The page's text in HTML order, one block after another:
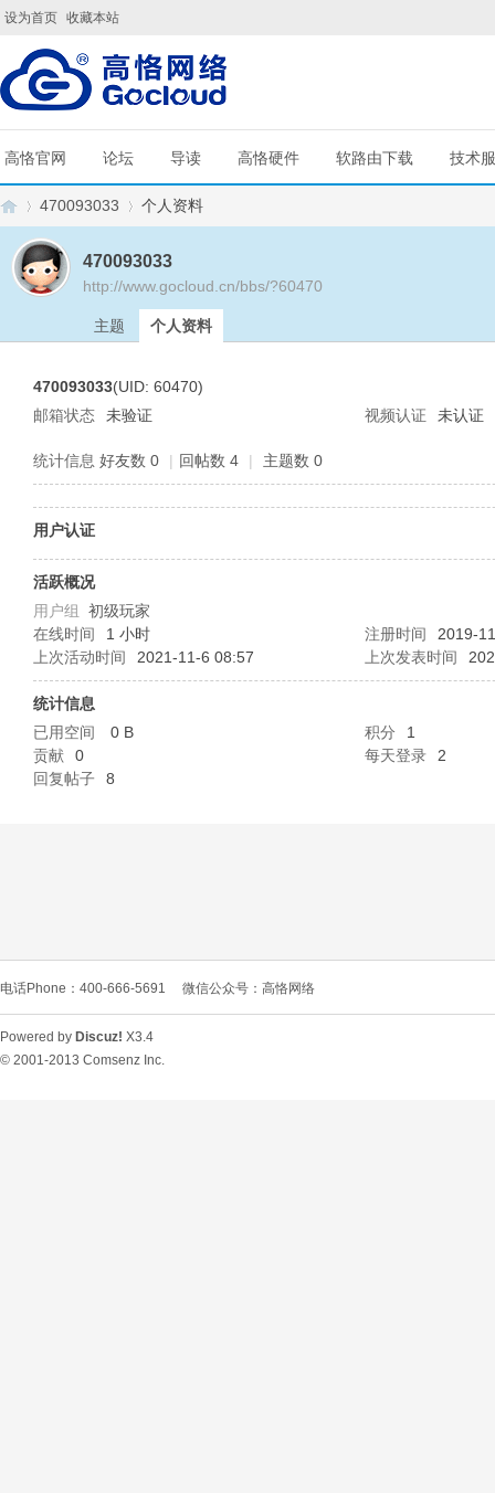
设为首页 收藏本站
高恪官网 论坛 导读 高恪硬件 软路由下载 技术
L
470093033 个人资料
470093033
http://www.gocloud.cn/bbs/?60470
主题 个人资料
470093033(UID: 60470)
邮箱状态
未验证 视频认证 未认证
统计信息 好友数 0 | 回帖数 4 | 主题数 0
用户认证
活跃概况
用户组 初级玩家
在线时间
1 小时 注册时间
2019-
上次活动时间
2021-11-6 08:57 上次发表时间
统计信息
已用空间
0 B 积分
1
贡献
0 每天登录
2
回复帖子
8
电话Phone：400-666-5691 微信公众号：高恪网络
Powered by Discuz! X3.4
© 2001-2013 Comsenz Inc.